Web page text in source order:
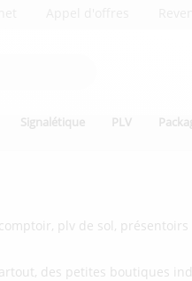
Signalétique PLV
plv de sol,
des petites boutiques